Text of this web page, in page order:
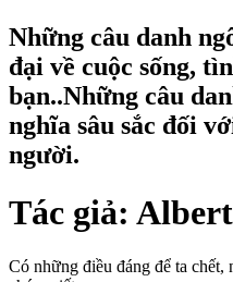
Những câu danh
đại về cuộc sống,
bạn..Những câu
nghĩa sâu sắc đối
người.
Tác giả:
Có những điều đáng để ta